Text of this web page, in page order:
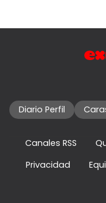
Diario Perfil
Canales RSS
Privacidad